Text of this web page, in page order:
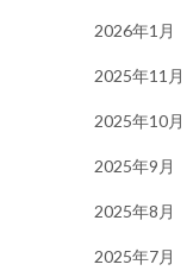
2026年1月
2025年11月
2025年10月
2025年9月
2025年8月
2025年7月